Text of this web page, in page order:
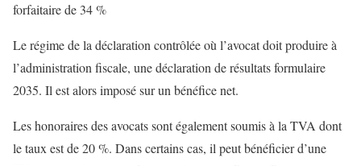
forfaitaire de 34 %
Le régime de la déclaration contrôlée où l’avocat doit produire à
l’administration fiscale, une déclaration de résultats formulaire
2035. Il est alors imposé sur un bénéfice net.
Les honoraires des avocats sont également soumis à la TVA dont
le taux est de 20 %. Dans certains cas, il peut bénéficier d’une